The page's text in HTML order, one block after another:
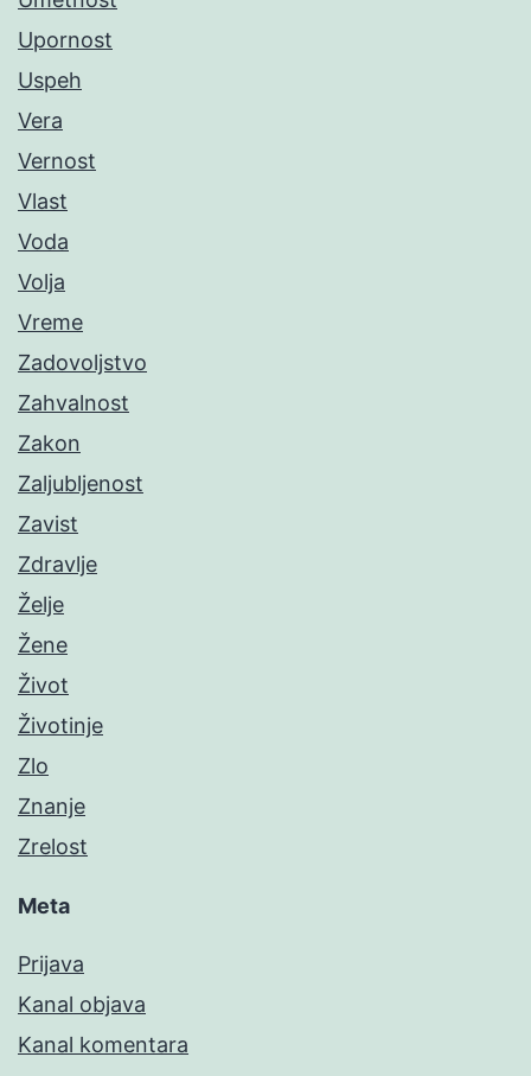
Upornost
Uspeh
Vera
Vernost
Vlast
Voda
Volja
Vreme
Zadovoljstvo
Zahvalnost
Zakon
Zaljubljenost
Zavist
Zdravlje
Želje
Žene
Život
Životinje
Zlo
Znanje
Zrelost
Meta
Prijava
Kanal objava
Kanal komentara